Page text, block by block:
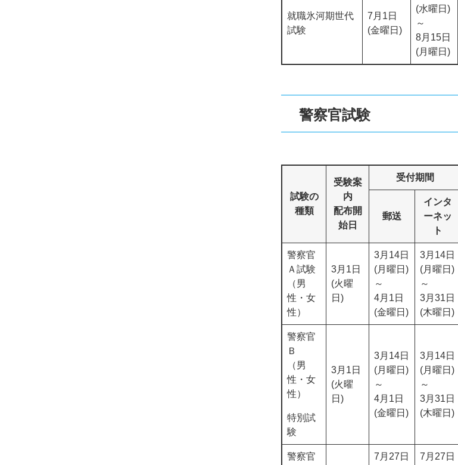
就職氷河期世代
試験
7月1日
(金曜日)
(水曜日)
～
8月15日
(月曜日)
警察官試験
試験の
種類
受験案
内
配布開
始日
受付期間
郵送
インタ
ーネッ
ト
警察官
Ａ試験
（男
性・女
性）
3月1日
(火曜
日)
3月14日
(月曜日)
～
4月1日
(金曜日)
3月14日
(月曜日)
～
3月31日
(木曜日)
警察官
Ｂ
（男
性・女
性）
特別試
験
3月1日
(火曜
日)
3月14日
(月曜日)
～
4月1日
(金曜日)
3月14日
(月曜日)
～
3月31日
(木曜日)
警察官
7月27日
7月27日